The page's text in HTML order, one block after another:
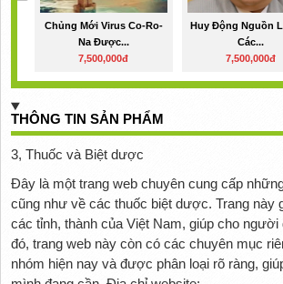
Chủng Mới Virus Co-Ro-
Na Được...
7,500,000đ
Huy Động Nguồn
Các...
7,500,000đ
THÔNG TIN SẢN PHẨM
3, Thuốc và Biệt dược
Đây là một trang web chuyên cung cấp
cũng như về các thuốc biệt dược. Trang này
các tỉnh, thành của Việt Nam, giúp cho
đó, trang web này còn có các chuyên mục
nhóm hiện nay và được phân loại rõ ràng,